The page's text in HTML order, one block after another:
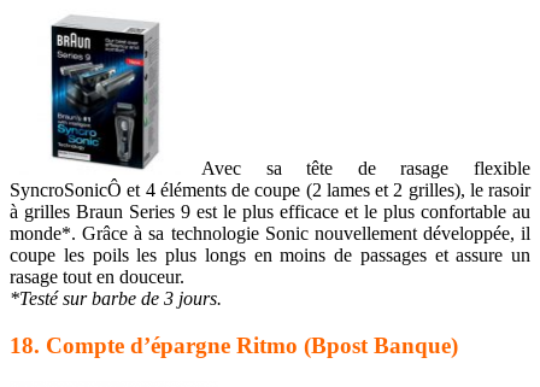
Avec sa tête de rasage flexible
SyncroSonicÔ et 4 éléments de coupe (2 lames et 2 grilles), le rasoir
à grilles Braun Series 9 est le plus efficace et le plus confortable au
monde*. Grâce à sa technologie Sonic nouvellement développée, il
coupe les poils les plus longs en moins de passages et assure un
rasage tout en douceur.
*Testé sur barbe de 3 jours.
18. Compte d’épargne Ritmo (Bpost Banque)